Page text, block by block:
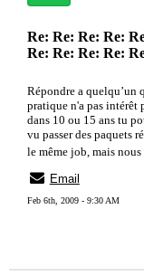
Re: Re: Re: Re:
Re: Re: Re: Re:
Répondre a quelqu’un
pratique n'a pas intérêt
dans 10 ou 15 ans tu
vu passer des paquets
le même job, mais
Email
Feb 6th, 2009 - 9:30 AM